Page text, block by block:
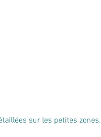
sur les petites zones.